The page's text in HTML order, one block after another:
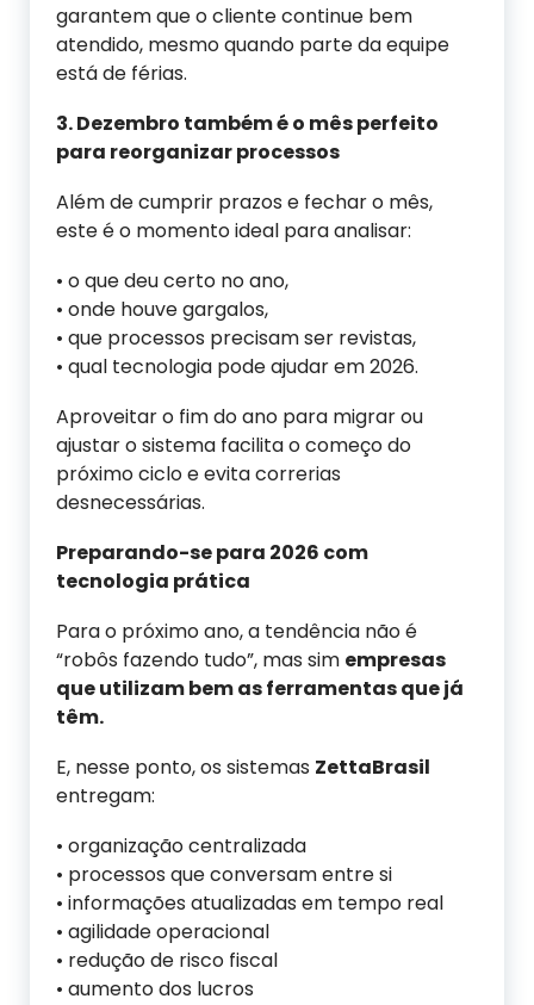
garantem que o cliente continue bem
atendido, mesmo quando parte da equipe
está de férias.
3. Dezembro também é o mês perfeito
para reorganizar processos
Além de cumprir prazos e fechar o mês,
este é o momento ideal para analisar:
• o que deu certo no ano,
• onde houve gargalos,
• que processos precisam ser revistas,
• qual tecnologia pode ajudar em 2026.
Aproveitar o fim do ano para migrar ou
ajustar o sistema facilita o começo do
próximo ciclo e evita correrias
desnecessárias.
Preparando-se para 2026 com
tecnologia prática
Para o próximo ano, a tendência não é
“robôs fazendo tudo”, mas sim empresas
que utilizam bem as ferramentas que já
têm.
E, nesse ponto, os sistemas ZettaBrasil
entregam:
• organização centralizada
• processos que conversam entre si
• informações atualizadas em tempo real
• agilidade operacional
• redução de risco fiscal
• ⁠aumento dos lucros